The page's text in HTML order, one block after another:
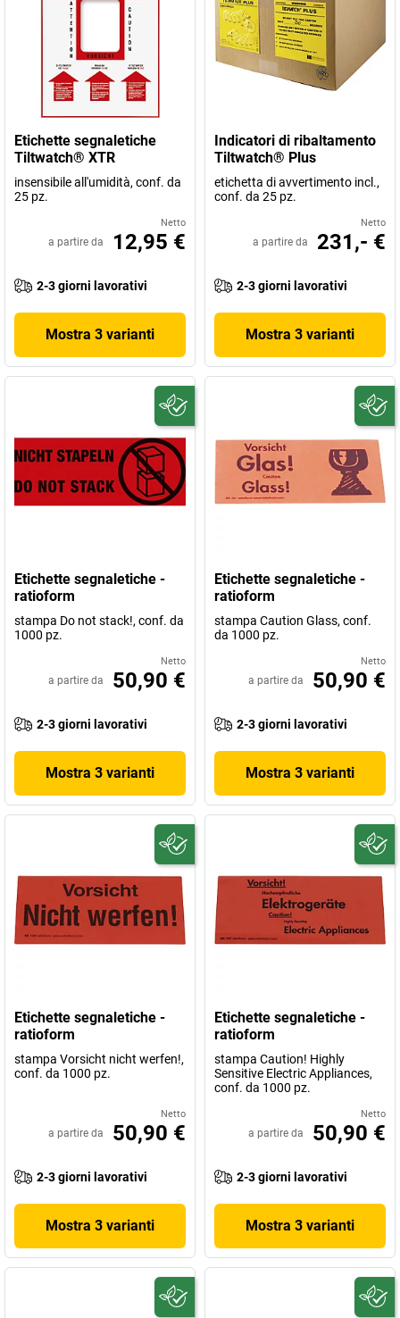
Etichette segnaletiche
Tiltwatch® XTR
insensibile all'umidità, conf. da
25 pz.
Netto
a partire da 12,95 €
2-3 giorni lavorativi
Mostra 3 varianti
Indicatori di ribaltamento
Tiltwatch® Plus
etichetta di avvertimento incl.,
conf. da 25 pz.
Netto
a partire da 231,- €
2-3 giorni lavorativi
Mostra 3 varianti
Etichette segnaletiche -
ratioform
stampa Do not stack!, conf. da
1000 pz.
Netto
a partire da 50,90 €
2-3 giorni lavorativi
Mostra 3 varianti
Etichette segnaletiche -
ratioform
stampa Caution Glass, conf.
da 1000 pz.
Netto
a partire da 50,90 €
2-3 giorni lavorativi
Mostra 3 varianti
Etichette segnaletiche -
ratioform
stampa Vorsicht nicht werfen!,
conf. da 1000 pz.
Netto
a partire da 50,90 €
2-3 giorni lavorativi
Mostra 3 varianti
Etichette segnaletiche -
ratioform
stampa Caution! Highly
Sensitive Electric Appliances,
conf. da 1000 pz.
Netto
a partire da 50,90 €
2-3 giorni lavorativi
Mostra 3 varianti